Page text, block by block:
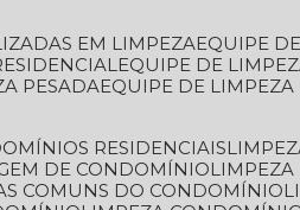
EM LIMPEZA EQUIPE
EQUIPE DE
PESADA EQUIPE DE
RESIDENCIAIS
DE CONDOMÍNIO
COMUNS DO CONDOMÍNIO